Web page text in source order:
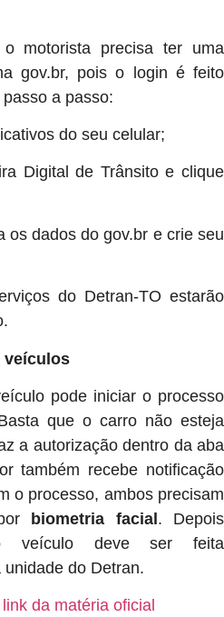
motorista precisa ter uma
gov.br, pois o login é feito
a passo:
do seu celular;
Digital de Trânsito e clique
os dados do gov.br e crie seu
do Detran-TO estarão
veículos
pode iniciar o processo
que o carro não esteja
a autorização dentro da aba
também recebe notificação
o processo, ambos precisam
biometria facial. Depois
veículo deve ser feita
do Detran.
da matéria oficial